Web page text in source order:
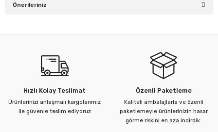
Önerileriniz
Görüş ve önerileriniz için teşekkür ederiz.
Ürün açıklamasında eksik bilgiler bulunuyor.
Ürün bilgilerinde hatalar bulunuyor.
Ürün fiyatı diğer sitelerden daha pahalı.
Hızlı Kolay Teslimat
Ürünlerinizi anlaşmalı kargolarımız
ile güvenle teslim ediyoruz
Özenli Paketleme
Kaliteli ambalajlarla ve özenli
paketlemeyle ürünlerinizin hasar
görme riskini en aza indirdik.